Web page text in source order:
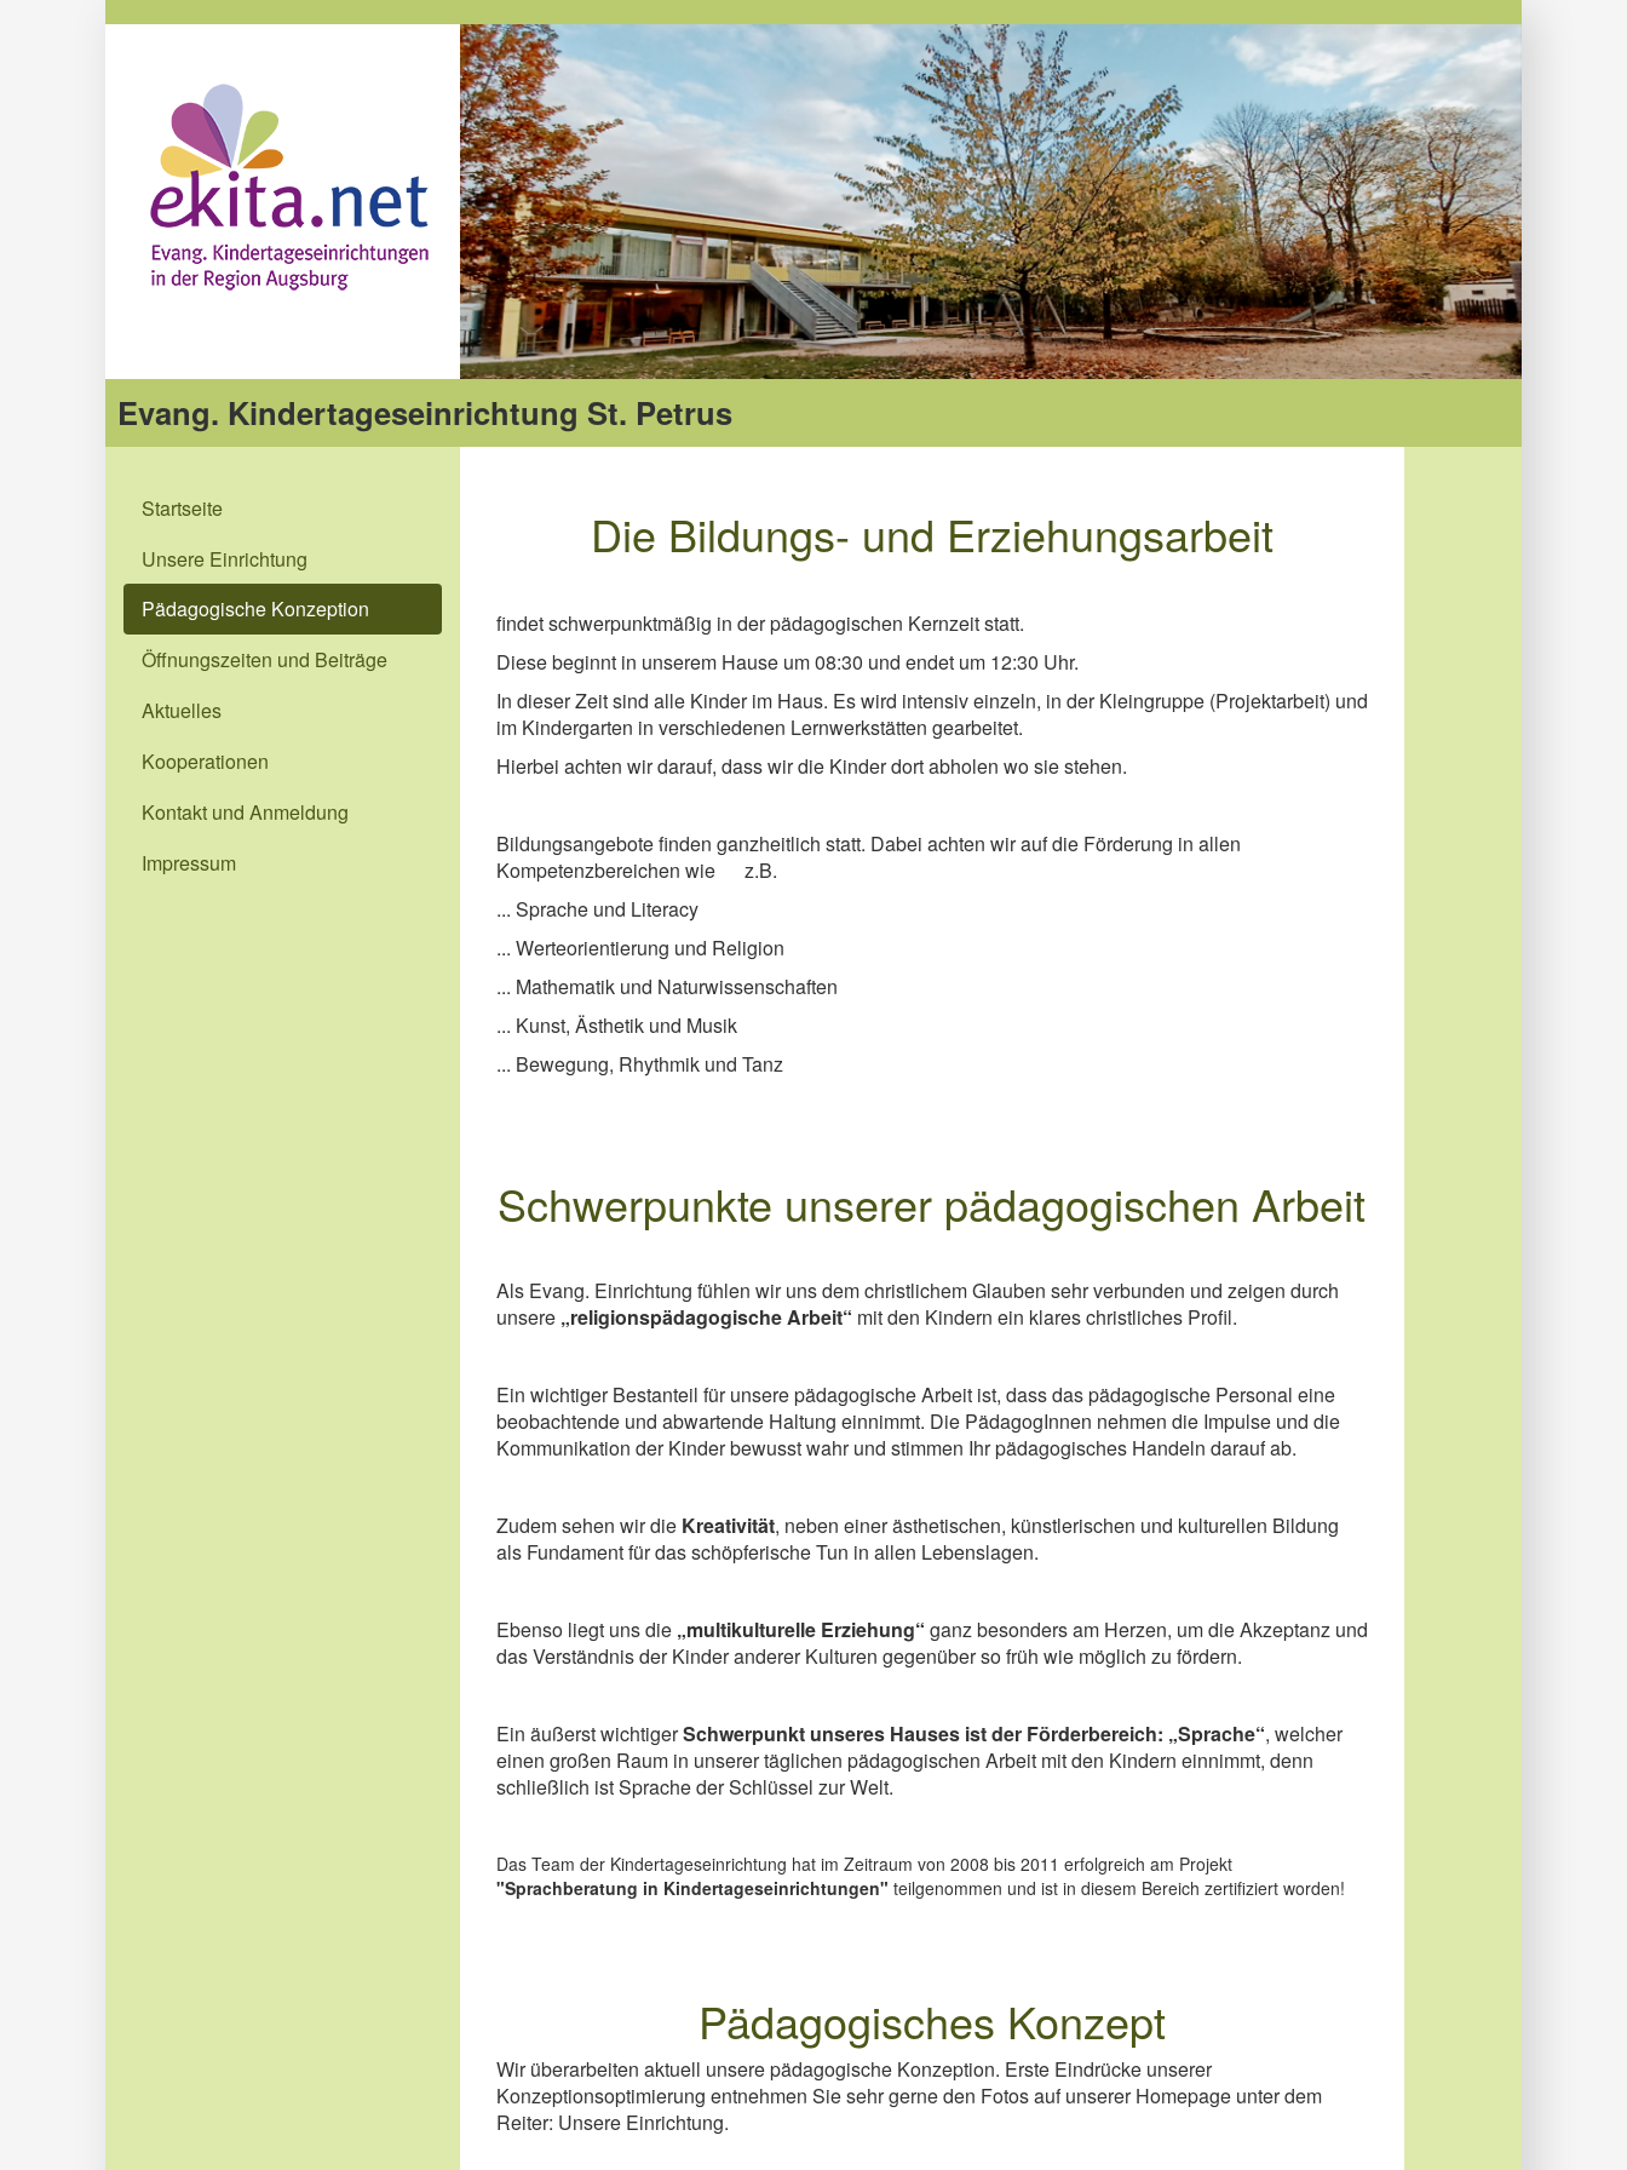
Evang. Kindertageseinrichtung St. Petrus
Startseite
Unsere Einrichtung
Pädagogische Konzeption
Öffnungszeiten und Beiträge
Aktuelles
Kooperationen
Kontakt und Anmeldung
Impressum
Die Bildungs- und Erziehungsarbeit
findet schwerpunktmäßig in der pädagogischen Kernzeit statt.
Diese beginnt in unserem Hause um 08:30 und endet um 12:30 Uhr.
In dieser Zeit sind alle Kinder im Haus. Es wird intensiv einzeln, in der Kleingruppe (Projektarbeit) und
im Kindergarten in verschiedenen Lernwerkstätten gearbeitet.
Hierbei achten wir darauf, dass wir die Kinder dort abholen wo sie stehen.
Bildungsangebote finden ganzheitlich statt. Dabei achten wir auf die Förderung in allen
Kompetenzbereichen wie z.B.
... Sprache und Literacy
... Werteorientierung und Religion
... Mathematik und Naturwissenschaften
... Kunst, Ästhetik und Musik
... Bewegung, Rhythmik und Tanz
Schwerpunkte unserer pädagogischen Arbeit
Als Evang. Einrichtung fühlen wir uns dem christlichem Glauben sehr verbunden und zeigen durch
unsere „religionspädagogische Arbeit“ mit den Kindern ein klares christliches Profil.
Ein wichtiger Bestanteil für unsere pädagogische Arbeit ist, dass das pädagogische Personal eine
beobachtende und abwartende Haltung einnimmt. Die PädagogInnen nehmen die Impulse und die
Kommunikation der Kinder bewusst wahr und stimmen Ihr pädagogisches Handeln darauf ab.
Zudem sehen wir die Kreativität, neben einer ästhetischen, künstlerischen und kulturellen Bildung
als Fundament für das schöpferische Tun in allen Lebenslagen.
Ebenso liegt uns die „multikulturelle Erziehung“ ganz besonders am Herzen, um die Akzeptanz und
das Verständnis der Kinder anderer Kulturen gegenüber so früh wie möglich zu fördern.
Ein äußerst wichtigerSchwerpunkt unseres Hauses ist der Förderbereich: „Sprache“, welcher
einen großen Raum in unserer täglichen pädagogischen Arbeit mit den Kindern einnimmt, denn
schließlich ist Sprache der Schlüssel zur Welt.
Das Team der Kindertageseinrichtung hat im Zeitraum von 2008 bis 2011 erfolgreich am Projekt
"Sprachberatung in Kindertageseinrichtungen" teilgenommen und ist in diesem Bereich zertifiziert worden!
Pädagogisches Konzept
Wir überarbeiten aktuell unsere pädagogische Konzeption. Erste Eindrücke unserer
Konzeptionsoptimierung entnehmen Sie sehr gerne den Fotos auf unserer Homepage unter dem
Reiter: Unsere Einrichtung.